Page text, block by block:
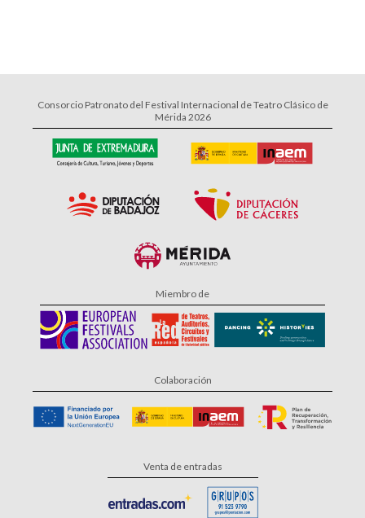
Consorcio Patronato del Festival Internacional de Teatro Clásico de
Mérida 2026
Miembro de
Colaboración
Venta de entradas